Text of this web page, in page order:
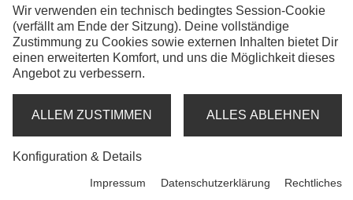
D-Box SS Tackle System
Kunstköderbox | Small Shallow | mit Silikondichtung
D-Box SR Tackle System
Kunstköderbox | Small Regular | mit Silikondichtung
D-Box SD Tackle System
Kunstköderbox | Small Deep | mit Silikondichtung
Wir verwenden ein technisch bedingtes Session-Cookie
(verfällt am Ende der Sitzung). Deine vollständige
Zustimmung zu Cookies sowie externen Inhalten bietet Dir
einen erweiterten Komfort, und uns die Möglichkeit dieses
Angebot zu verbessern.
ALLEM ZUSTIMMEN ALLES ABLEHNEN
Konfiguration & Details
Impressum Datenschutzerklärung Rechtliches